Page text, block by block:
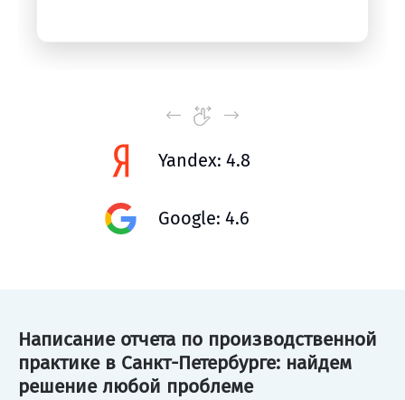
Yandex: 4.8
Google: 4.6
Написание отчета по производственной
практике в Санкт-Петербурге: найдем
решение любой проблеме